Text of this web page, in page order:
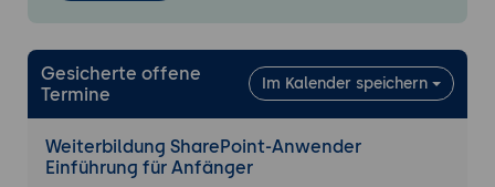
Verwendung und Anpassung von
Teamwebsites
Integration von Webparts
Suchen in SharePoint
Gesicherte offene
Termine
Im Kalender speichern
Weiterbildung SharePoint-Anwender
Einführung für Anfänger